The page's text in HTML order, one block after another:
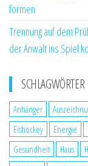
formen
Trennung auf dem
der Anwalt ins Spiel
SCHLAGWÖRTER
Anhänger
Eishockey
Energie
Gesundheit
Haus